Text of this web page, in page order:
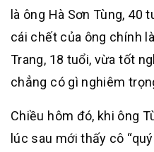
là ông Hà Sơn Tùng, 40
cái chết của ông chính
Trang, 18 tuổi, vừa tốt
chẳng có gì nghiêm
Chiều hôm đó, khi ông
lúc sau mới thấy cô